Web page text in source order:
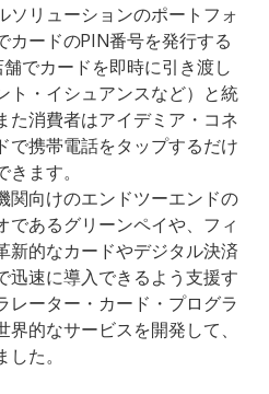
ソリューションのポートフォ
カードのPIN番号を発行する
でカードを即時に引き渡し
ト・イシュアンスなど）と統
た消費者はアイデミア・コネ
で携帯電話をタップするだけ
ます。
関向けのエンドツーエンドの
であるグリーンペイや、フィ
新的なカードやデジタル決済
迅速に導入できるよう支援す
レーター・カード・プログラ
的なサービスを開発して、
た。